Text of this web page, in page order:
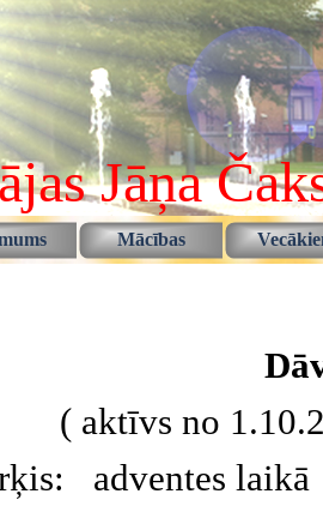
Jāņa
▼
Mācības ▼
( aktīvs no
adventes